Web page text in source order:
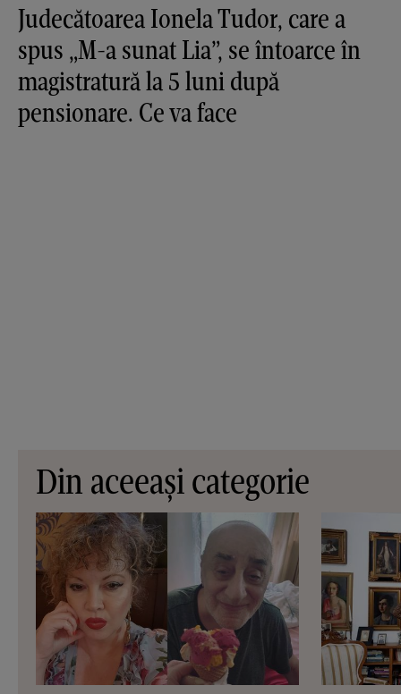
Judecătoarea Ionela Tudor, care a
spus „M-a sunat Lia”, se întoarce în
magistratură la 5 luni după
pensionare. Ce va face
Din aceeași categorie